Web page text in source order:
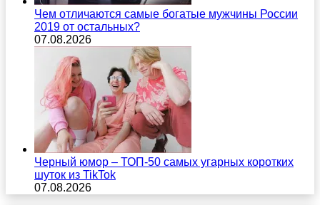
Чем отличаются самые богатые мужчины России
2019 от остальных?
07.08.2026
Черный юмор – ТОП-50 самых угарных коротких
шуток из TikTok
07.08.2026